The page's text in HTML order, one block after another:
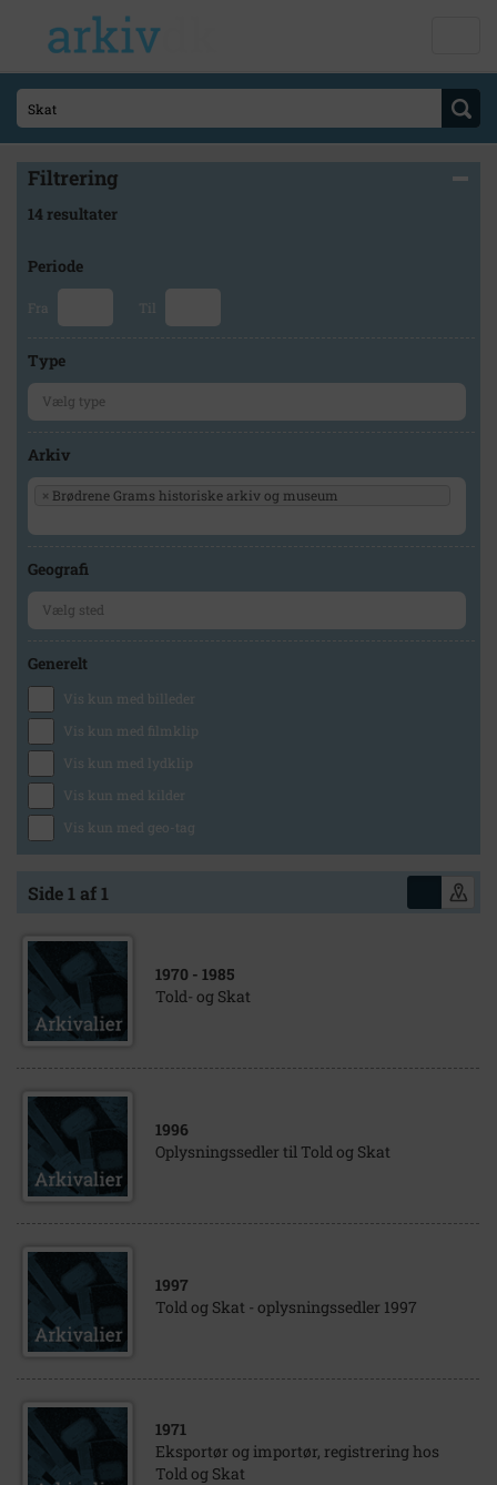
Filtrering
14 resultater
Periode
Fra Til
Type
Arkiv
× Brødrene Grams historiske arkiv og museum
Geografi
Generelt
Vis kun med billeder
Vis kun med filmklip
Vis kun med lydklip
Vis kun med kilder
Vis kun med geo-tag
Side 1 af 1
1970 - 1985
Told- og Skat
1996
Oplysningssedler til Told og Skat
1997
Told og Skat - oplysningssedler 1997
1971
Eksportør og importør, registrering hos
Told og Skat